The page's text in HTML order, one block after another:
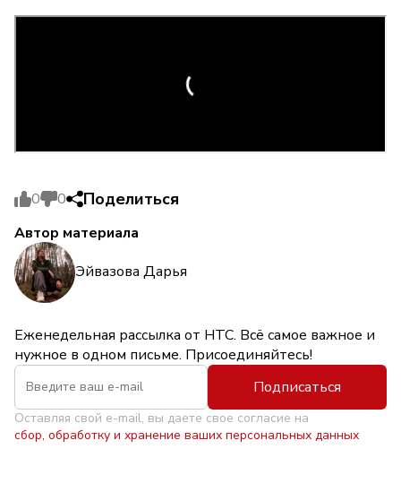
0 0 Поделиться
Автор материала
Эйвазова Дарья
Еженедельная рассылка от НТС. Всё самое важное и
нужное в одном письме. Присоединяйтесь!
Подписаться
Оставляя свой e-mail, вы даете свое согласие на
сбор, обработку и хранение ваших персональных данных